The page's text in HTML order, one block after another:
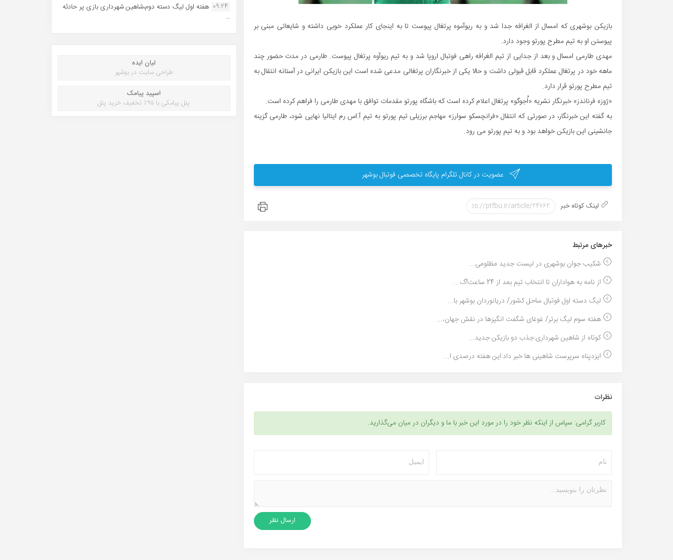
بازیکن بوشهری که امسال از الغرافه جدا شد و به ریوآموه پرتغال پیوست تا به اینجای کار عملکرد خوبی داشته و شایعاتی مبنی بر
پیوستن او به تیم مطرح پورتو وجود دارد.
مهدی طارمی امسال و بعد از جدایی از تیم الغرافه راهی فوتبال اروپا شد و به تیم ریوآوه پرتغال پیوست. طارمی در مدت حضور چند
ماهه خود در پرتغال عملکرد قابل قبولی داشت و حالا یکی از خبرنگاران پرتغالی مدعی شده است این بازیکن ایرانی در آستانه انتقال به
تیم مطرح پورتو قرار دارد.
«ژوزه فرناندز» خبرنگار نشریه «اُجوگو» پرتغال اعلام کرده است که باشگاه پورتو مقدمات توافق با مهدی طارمی را فراهم کرده است.
به گفته این خبرنگار، در صورتی که انتقال «فرانچسکو سوارز» مهاجم برزیلی تیم پورتو به تیم آ.اس رم ایتالیا نهایی شود، طارمی گزینه
جانشینی این بازیکن خواهد بود و به تیم پورتو می رود.
عضویت در کانال تلگرام پایگاه تخصصی فوتبال بوشهر
لینک کوتاه خبر
خبر‌های مرتبط
شکیب جوان بوشهری در لیست جدید مظلومی...
از نامه به هواداران تا انتخاب تیم بعد از 24 ساعت!گ...
لیگ دسته اول فوتبال ساحل کشور/ دریانوردان بوشهر با...
هفته سوم لیگ برتر/ غوغای شگفت انگیزها در نقش جهان،...
کوتاه از شاهین شهرداری:جذب دو بازیکن جدید...
ایزدپناه سرپرست شاهینی ها خبر داد:این هفته درصدی ا...
نظرات
کاربر گرامی: سپاس از اینکه نظر خود را در مورد این خبر با ما و دیگران در میان می‌گذارید.
09:24 هفته اول لیگ دسته دوم،شاهین شهرداری بازی پر حادثه
...
لیان ایده
طراحی سایت در بوشهر
اسپید پیامک
پنل پیامکی با ۹۵٪ تخفیف خرید پنل